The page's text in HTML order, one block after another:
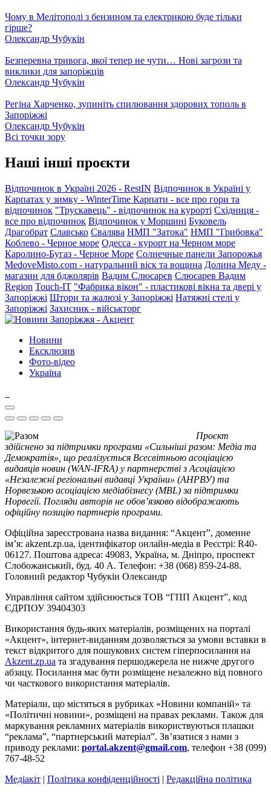
Чому в Мелітополі з бензином та електрикою буде тільки
гірше?
Олександр Чубукін
Безперевна тривога, якої тепер не чути… Нові загрози та
виклики для запоріжців
Олександр Чубукін
Регіна Харченко, зупиніть спилювання здорових тополь в
Запоріжжі
Олександр Чубукін
Всі точки зору
Наші інші проєкти
Відпочинок в Україні 2026 - RestIN Відпочинок в Україні у
Карпатах у зимку - WinterTime Карпати - все про гори та
відпочинок "Трускавець" - відпочинок на курорті Східниця -
все про відпочинок Відпочинок у Моршині Буковель
Драгобрат Славсько Свалява НМП "Затока" НМП "Грибовка"
Коблево - Черное море Одесса - курорт на Черном море
Каролино-Бугаз - Черное Море Солнечные панели Запорожья
MedoveMisto.com - натуральний віск та вощина Долина Меду -
магазин для бджолярів Вадим Слюсарєв Слюсарев Вадим
Region Touch-IT "Фабрика вікон" - пластикові вікна та двері у
Запоріжжі Штори та жалюзі у Запоріжжі Натяжні стелі у
Запоріжжі Захисник - військторг
Новини
Ексклюзив
Фото-відео
Україна
Проєкт
здійснено за підтримки програми «Сильніші разом: Медіа та
Демократія», що реалізується Всесвітньою асоціацією
видавців новин (WAN-IFRA) у партнерстві з Асоціацією
«Незалежні регіональні видавці України» (АНРВУ) та
Норвезькою асоціацією медіабізнесу (MBL) за підтримки
Норвегії. Погляди авторів не обов’язково відображають
офіційну позицію партнерів програми.
Офіційна зареєстрована назва видання: “Акцент”, доменне
ім’я: akzent.zp.ua, ідентифікатор онлайн-медіа в Реєстрі: R40-
06127. Поштова адреса: 49083, Україна, м. Дніпро, проспект
Слобожанський, буд. 40 А. Телефон: +38 (068) 859-24-88.
Головний редактор Чубукін Олександр
Управління сайтом здійснюється ТОВ “ГПП Акцент”, код
ЄДРПОУ 39404303
Використання будь-яких матеріалів, розміщених на порталі
«Акцент», інтернет-виданням дозволяється за умови вставки в
текст відкритого для пошукових систем гіперпосилання на
Akzent.zp.ua та згадування першоджерела не нижче другого
абзацу. Посилання має бути розміщене незалежно від повного
чи часткового використання матеріалів.
Матеріали, що містяться в рубриках «Новини компаній» та
«Політичні новини», розміщені на правах реклами. Також для
маркування рекламних матеріалів використвуються плашки
“реклама”, “партнерський матеріал”. Зв’язатися з нами з
приводу реклами: portal.akzent@gmail.com, телефон +38 (099)
767-48-52
Медіакіт | Політика конфіденційності | Редакційна політика